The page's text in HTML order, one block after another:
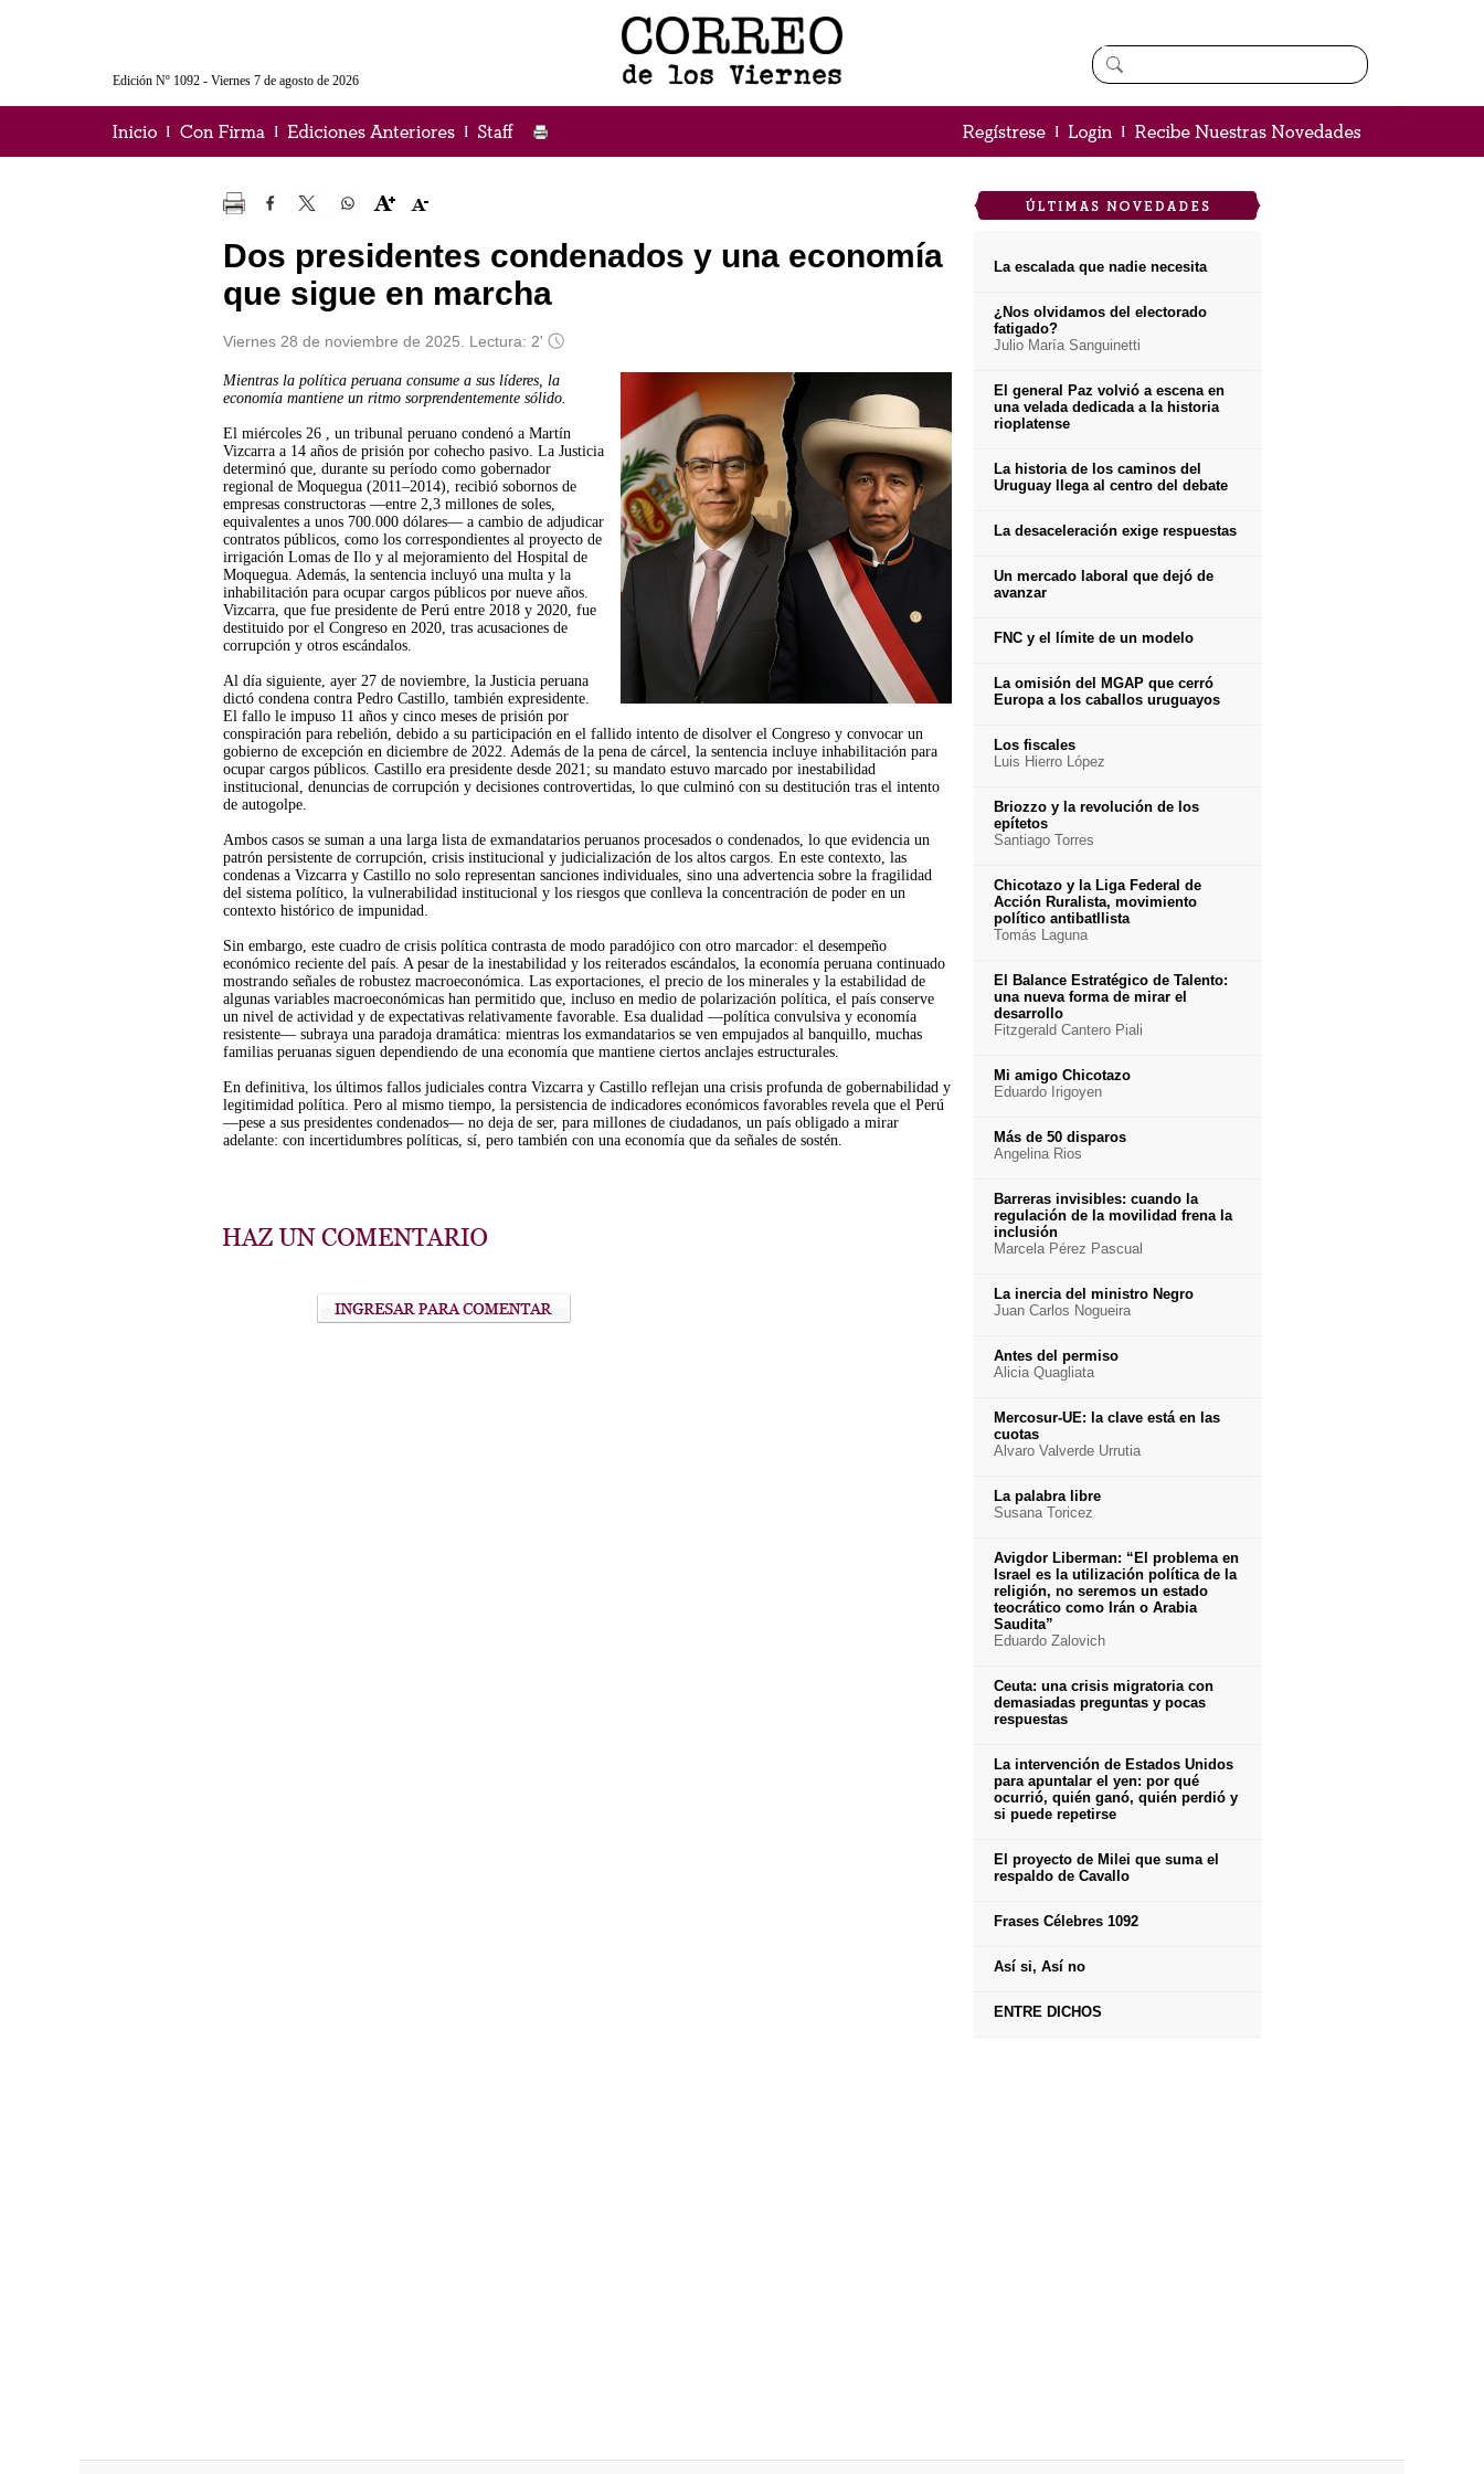
Edición Nº 1092 - Viernes 7 de agosto de 2026
Dos presidentes condenados y una economía
que sigue en marcha
Viernes 28 de noviembre de 2025. Lectura: 2'
Mientras la política peruana consume a sus líderes, la
economía mantiene un ritmo sorprendentemente sólido.
El miércoles 26 , un tribunal peruano condenó a Martín
Vizcarra a 14 años de prisión por cohecho pasivo. La Justicia
determinó que, durante su período como gobernador
regional de Moquegua (2011–2014), recibió sobornos de
empresas constructoras —entre 2,3 millones de soles,
equivalentes a unos 700.000 dólares— a cambio de adjudicar
contratos públicos, como los correspondientes al proyecto de
irrigación Lomas de Ilo y al mejoramiento del Hospital de
Moquegua. Además, la sentencia incluyó una multa y la
inhabilitación para ocupar cargos públicos por nueve años.
Vizcarra, que fue presidente de Perú entre 2018 y 2020, fue
destituido por el Congreso en 2020, tras acusaciones de
corrupción y otros escándalos.
Al día siguiente, ayer 27 de noviembre, la Justicia peruana
dictó condena contra Pedro Castillo, también expresidente.
El fallo le impuso 11 años y cinco meses de prisión por
conspiración para rebelión, debido a su participación en el fallido intento de disolver el Congreso y convocar un
gobierno de excepción en diciembre de 2022. Además de la pena de cárcel, la sentencia incluye inhabilitación para
ocupar cargos públicos. Castillo era presidente desde 2021; su mandato estuvo marcado por inestabilidad
institucional, denuncias de corrupción y decisiones controvertidas, lo que culminó con su destitución tras el intento
de autogolpe.
Ambos casos se suman a una larga lista de exmandatarios peruanos procesados o condenados, lo que evidencia un
patrón persistente de corrupción, crisis institucional y judicialización de los altos cargos. En este contexto, las
condenas a Vizcarra y Castillo no solo representan sanciones individuales, sino una advertencia sobre la fragilidad
del sistema político, la vulnerabilidad institucional y los riesgos que conlleva la concentración de poder en un
contexto histórico de impunidad.
Sin embargo, este cuadro de crisis política contrasta de modo paradójico con otro marcador: el desempeño
económico reciente del país. A pesar de la inestabilidad y los reiterados escándalos, la economía peruana continuado
mostrando señales de robustez macroeconómica. Las exportaciones, el precio de los minerales y la estabilidad de
algunas variables macroeconómicas han permitido que, incluso en medio de polarización política, el país conserve
un nivel de actividad y de expectativas relativamente favorable. Esa dualidad —política convulsiva y economía
resistente— subraya una paradoja dramática: mientras los exmandatarios se ven empujados al banquillo, muchas
familias peruanas siguen dependiendo de una economía que mantiene ciertos anclajes estructurales.
En definitiva, los últimos fallos judiciales contra Vizcarra y Castillo reflejan una crisis profunda de gobernabilidad y
legitimidad política. Pero al mismo tiempo, la persistencia de indicadores económicos favorables revela que el Perú
—pese a sus presidentes condenados— no deja de ser, para millones de ciudadanos, un país obligado a mirar
adelante: con incertidumbres políticas, sí, pero también con una economía que da señales de sostén.
La escalada que nadie necesita
¿Nos olvidamos del electorado
fatigado?
Julio María Sanguinetti
El general Paz volvió a escena en
una velada dedicada a la historia
rioplatense
La historia de los caminos del
Uruguay llega al centro del debate
La desaceleración exige respuestas
Un mercado laboral que dejó de
avanzar
FNC y el límite de un modelo
La omisión del MGAP que cerró
Europa a los caballos uruguayos
Los fiscales
Luis Hierro López
Briozzo y la revolución de los
epítetos
Santiago Torres
Chicotazo y la Liga Federal de
Acción Ruralista, movimiento
político antibatllista
Tomás Laguna
El Balance Estratégico de Talento:
una nueva forma de mirar el
desarrollo
Fitzgerald Cantero Piali
Mi amigo Chicotazo
Eduardo Irigoyen
Más de 50 disparos
Angelina Rios
Barreras invisibles: cuando la
regulación de la movilidad frena la
inclusión
Marcela Pérez Pascual
La inercia del ministro Negro
Juan Carlos Nogueira
Antes del permiso
Alicia Quagliata
Mercosur-UE: la clave está en las
cuotas
Alvaro Valverde Urrutia
La palabra libre
Susana Toricez
Avigdor Liberman: “El problema en
Israel es la utilización política de la
religión, no seremos un estado
teocrático como Irán o Arabia
Saudita”
Eduardo Zalovich
Ceuta: una crisis migratoria con
demasiadas preguntas y pocas
respuestas
La intervención de Estados Unidos
para apuntalar el yen: por qué
ocurrió, quién ganó, quién perdió y
si puede repetirse
El proyecto de Milei que suma el
respaldo de Cavallo
Frases Célebres 1092
Así si, Así no
ENTRE DICHOS